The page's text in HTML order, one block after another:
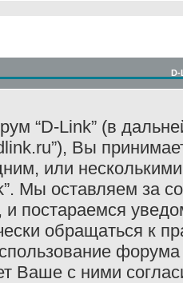
D-
“D-Link” (в
Вы
или
Мы оставляем за
постараемся
обращаться к
Ваше с ними